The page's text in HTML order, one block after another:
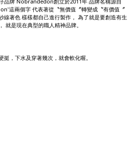
這兩個字 代表著從〝無價值〞轉變成〝有價值〞
線著色 樣樣都自己進行製作， 為了就是要創造有生
就是現在典型的職人精神品牌。
，下水及穿著幾次，就會軟化喔。